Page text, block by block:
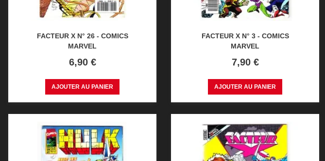
FACTEUR X N° 26 - COMICS
MARVEL
Prix
6,90 €
AJOUTER AU PANIER
FACTEUR X N° 3 - COMICS
MARVEL
Prix
7,90 €
AJOUTER AU PANIER